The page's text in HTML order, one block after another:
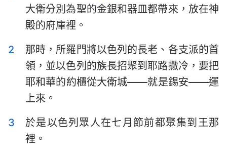
以斯拉記 尼希米記
詩篇 箴言
傳道書 雅歌
以賽亞書
耶利米哀歌 以西結書
大衛分別為聖的金銀和器皿都帶來，放在神
殿的府庫裡。
2
那時，所羅門將以色列的長老、各支派的首
領，並以色列的族長招聚到耶路撒冷，要把
耶和華的約櫃從大衛城——就是錫安——運
上來。
3
於是以色列眾人在七月節前都聚集到王那
裡。